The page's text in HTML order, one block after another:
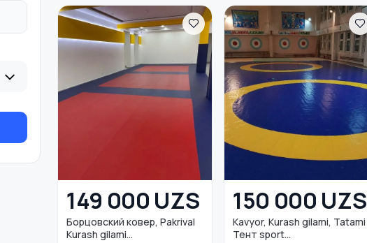
скейтбординг
гироскутеры
149 000 UZS
Борцовский ковер, Pakrival
Kurash gilami...
150 000 UZS
Kavyor, Kurash gilami, Tatami
Тент sport...